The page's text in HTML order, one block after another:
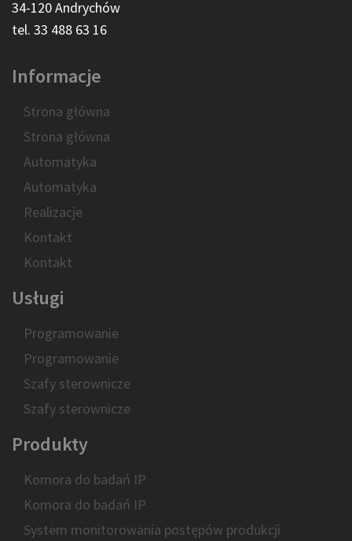
34-120 Andrychów
tel. 33 488 63 16
Informacje
Strona główna
Strona główna
Automatyka
Automatyka
Realizacje
Kontakt
Kontakt
Usługi
Programowanie
Programowanie
Szafy sterownicze
Szafy sterownicze
Produkty
Komora do badań IP
Komora do badań IP
System monitorowania postępów produkcji